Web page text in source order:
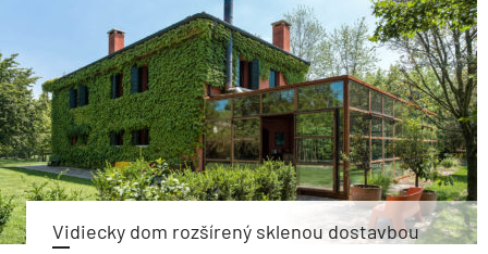
Vidiecky dom rozšírený sklenou dostavbou